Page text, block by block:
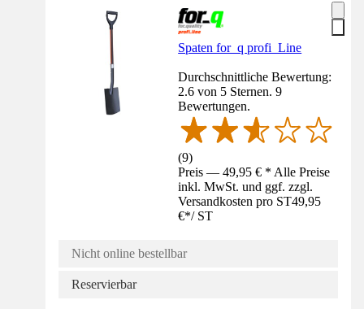
Spaten for_q profi_Line
Durchschnittliche Bewertung:
2.6 von 5 Sternen. 9
Bewertungen.
(9)
Preis — 49,95 € * Alle Preise
inkl. MwSt. und ggf. zzgl.
Versandkosten pro ST49,95
€*/ ST
Nicht online bestellbar
Reservierbar